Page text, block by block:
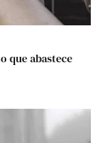
que abastece